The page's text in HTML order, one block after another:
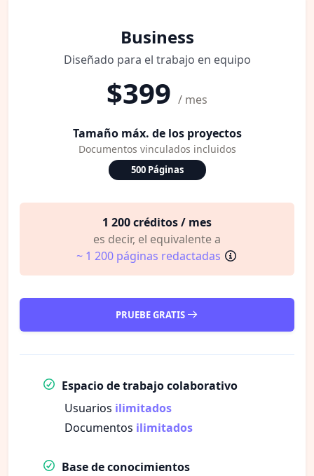
Business
Diseñado para el trabajo en equipo
$399 / mes
Tamaño máx. de los proyectos
Documentos vinculados incluidos
500 Páginas
1 200 créditos / mes
es decir, el equivalente a
~ 1 200 páginas redactadas
PRUEBE GRATIS
Espacio de trabajo colaborativo
Usuarios ilimitados
Documentos ilimitados
Base de conocimientos